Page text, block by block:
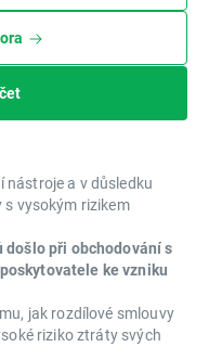
nástroje a v důsledku
vysokým rizikem
došlo při obchodování s
ke vzniku
jak rozdílové smlouvy
riziko ztráty svých